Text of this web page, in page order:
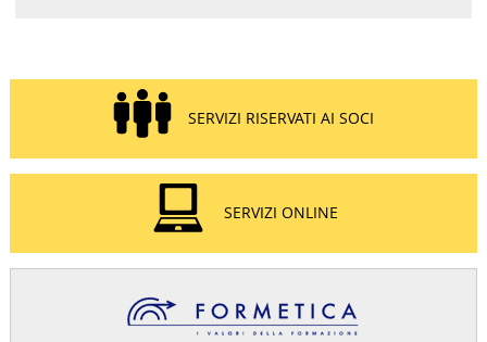
SERVIZI RISERVATI AI SOCI
SERVIZI ONLINE